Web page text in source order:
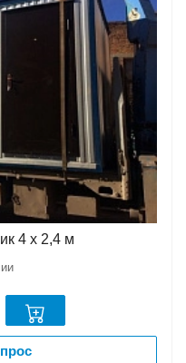
4 х 2,4 м